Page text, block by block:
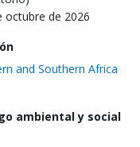
octubre de 2026
and Southern Africa
ambiental y social